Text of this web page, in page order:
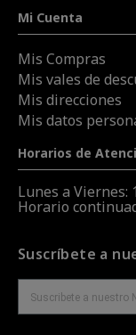
Mi Cuenta
Mis Compras
Mis vales de
Mis direcciones
Mis datos
Horarios de
Lunes a Viernes:
Horario
Suscríbete a